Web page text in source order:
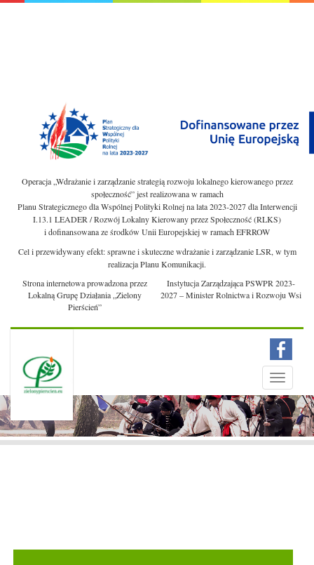
Operacja „Wdrażanie i zarządzanie strategią rozwoju lokalnego kierowanego przez
społeczność” jest realizowana w ramach
Planu Strategicznego dla Wspólnej Polityki Rolnej na lata 2023-2027 dla Interwencji
I.13.1 LEADER / Rozwój Lokalny Kierowany przez Społeczność (RLKS)
i dofinansowana ze środków Unii Europejskiej w ramach EFRROW
Cel i przewidywany efekt: sprawne i skuteczne wdrażanie i zarządzanie LSR, w tym
realizacja Planu Komunikacji.
Strona internetowa prowadzona przez
Lokalną Grupę Działania „Zielony
Pierścień”
Instytucja Zarządzająca PSWPR 2023-
2027 – Minister Rolnictwa i Rozwoju Wsi
Toggle
Menu